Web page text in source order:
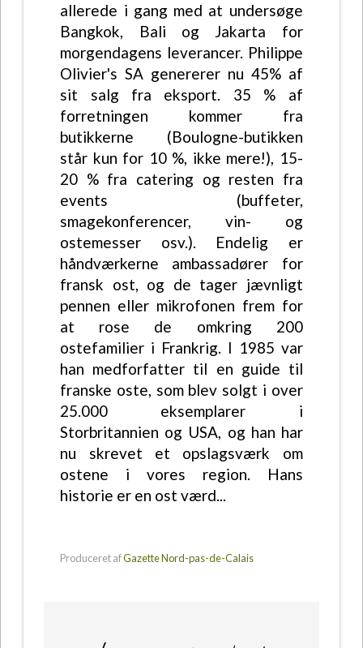
allerede i gang med at undersøge
Bangkok, Bali og Jakarta for
morgendagens leverancer. Philippe
Olivier's SA genererer nu 45% af
sit salg fra eksport. 35 % af
forretningen kommer fra
butikkerne (Boulogne-butikken
står kun for 10 %, ikke mere!), 15-
20 % fra catering og resten fra
events (buffeter,
smagekonferencer, vin- og
ostemesser osv.). Endelig er
håndværkerne ambassadører for
fransk ost, og de tager jævnligt
pennen eller mikrofonen frem for
at rose de omkring 200
ostefamilier i Frankrig. I 1985 var
han medforfatter til en guide til
franske oste, som blev solgt i over
25.000 eksemplarer i
Storbritannien og USA, og han har
nu skrevet et opslagsværk om
ostene i vores region. Hans
historie er en ost værd...
Produceret afGazette Nord-pas-de-Calais